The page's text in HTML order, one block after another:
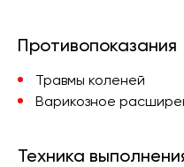
Противопоказания
Травмы коленей
Варикозное
Техника